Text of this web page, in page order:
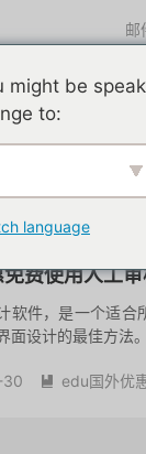
请
邮
费使用人工
件，是一个适合
面设计的最佳方法
 edu国外优
might be
to:
language